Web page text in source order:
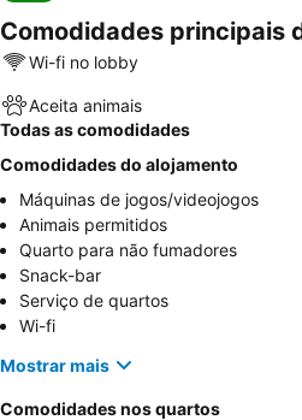
Comodidades principais
Wi-fi no lobby
Aceita animais
Todas as comodidades
Comodidades do alojamento
Máquinas de jogos/videojogos
Animais permitidos
Quarto para não fumadores
Snack-bar
Serviço de quartos
Wi-fi
Mostrar mais
Comodidades nos quartos